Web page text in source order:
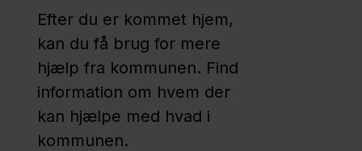
Under
indlæggelsen
Udskrivelsen
Efter du er kommet hjem,
kan du få brug for mere
hjælp fra kommunen. Find
information om hvem der
kan hjælpe med hvad i
kommunen.